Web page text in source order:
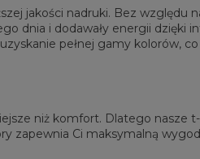
jakości nadruki. Bez względu
dnia i dodawały energii dzięki
pełnej gamy kolorów, co
niż komfort. Dlatego nasze
zapewnia Ci maksymalną